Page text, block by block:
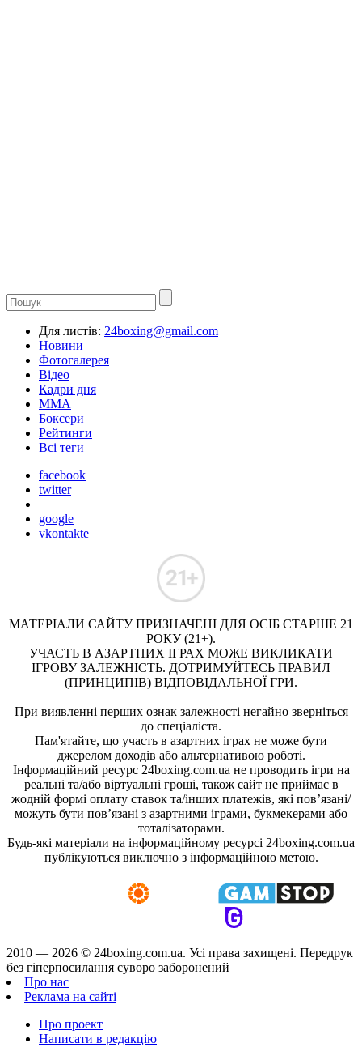
Для листів: 24boxing@gmail.com
Новини
Фотогалерея
Відео
Кадри дня
ММА
Боксери
Рейтинги
Всі теги
facebook
twitter
google
vkontakte
МАТЕРІАЛИ САЙТУ ПРИЗНАЧЕНІ ДЛЯ ОСІБ СТАРШЕ 21
РОКУ (21+).
УЧАСТЬ В АЗАРТНИХ ІГРАХ МОЖЕ ВИКЛИКАТИ
ІГРОВУ ЗАЛЕЖНІСТЬ. ДОТРИМУЙТЕСЬ ПРАВИЛ
(ПРИНЦИПІВ) ВІДПОВІДАЛЬНОЇ ГРИ.
При виявленні перших ознак залежності негайно зверніться
до спеціаліста.
Пам'ятайте, що участь в азартних іграх не може бути
джерелом доходів або альтернативою роботі.
Інформаційний ресурс 24boxing.com.ua не проводить ігри на
реальні та/або віртуальні гроші, також сайт не приймає в
жодній формі оплату ставок та/інших платежів, які пов’язані/
можуть бути пов’язані з азартними іграми, букмекерами або
тоталізаторами.
Будь-які матеріали на інформаційному ресурсі 24boxing.com.ua
публікуються виключно з інформаційною метою.
2010 — 2026 © 24boxing.com.ua. Усi права захищенi. Передрук
без гіперпосилання суворо заборонений
Про нас
Реклама на сайті
Про проект
Написати в редакцію